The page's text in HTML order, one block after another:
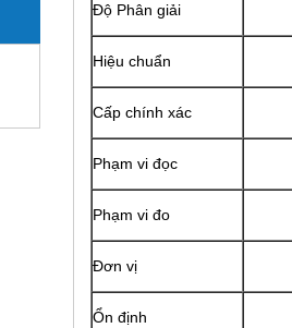
Độ Phân giải
Hiệu chuẩn
Cấp chính xác
Phạm vi đọc
Phạm vi đo
Đơn vị
Ổn định